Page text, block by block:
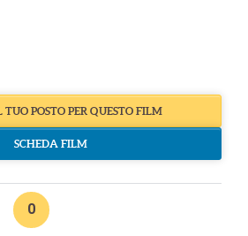
TUO POSTO PER QUESTO FILM
SCHEDA FILM
0